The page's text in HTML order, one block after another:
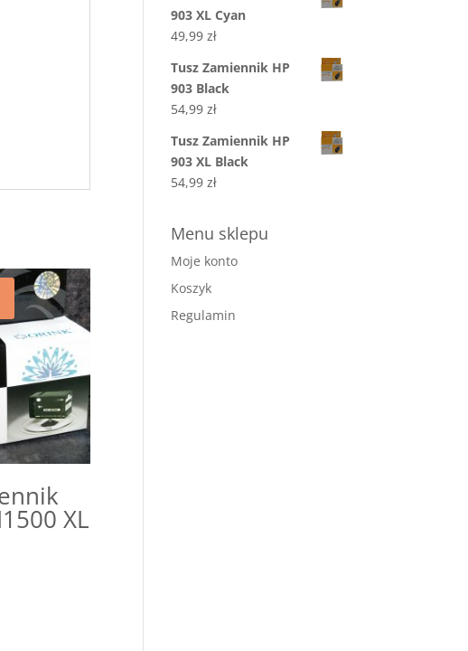
XL
903 XL Cyan
49,99zł
Tusz Zamiennik HP
903 Black
54,99zł
Tusz Zamiennik HP
903 XL Black
54,99zł
Menu sklepu
Moje konto
Koszyk
Regulamin